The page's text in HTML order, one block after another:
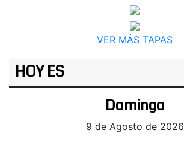
VER MÁS TAPAS
HOY ES
Domingo
9 de Agosto de 2026